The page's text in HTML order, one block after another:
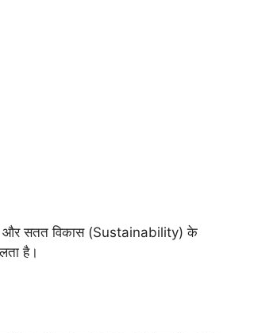
और सतत विकास (Sustainability) के
है।